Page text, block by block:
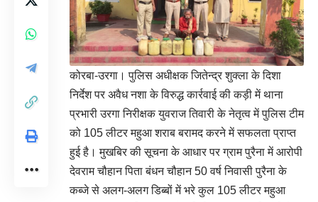
कोरबा-उरगा। पुलिस अधीक्षक जितेन्द्र शुक्ला के दिशा
निर्देश पर अवैध नशा के विरुद्ध कार्रवाई की कड़ी में थाना
प्रभारी उरगा निरीक्षक युवराज तिवारी के नेतृत्व में पुलिस टीम
को 105 लीटर महुआ शराब बरामद करने में सफलता प्राप्त
हुई है। मुखबिर की सूचना के आधार पर ग्राम पुरैना में आरोपी
देवराम चौहान पिता बंधन चौहान 50 वर्ष निवासी पुरैना के
कब्जे से अलग-अलग डिब्बों में भरे कुल 105 लीटर महुआ